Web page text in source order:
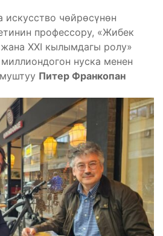
чөйрөсүнөн
профессору, «Жибек
XXI кылымдагы ролу»
нуска менен
Питер Франкопан